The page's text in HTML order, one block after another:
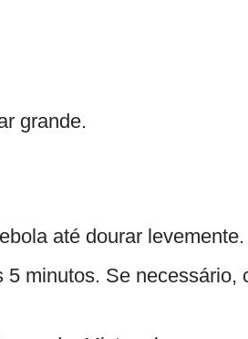
grande.
até dourar levemente.
minutos. Se necessário,